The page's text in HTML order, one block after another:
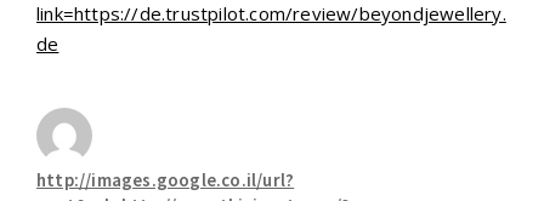
link=https://de.trustpilot.com/review/beyondjewellery.
de
http://images.google.co.il/url?